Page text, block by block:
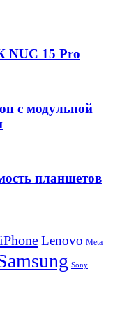
NUC 15 Pro
с модульной
планшетов
iPhoneLenovo Meta
Sony